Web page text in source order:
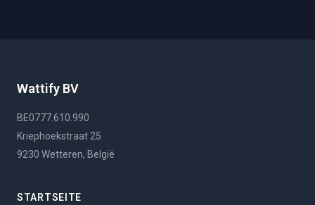
Wattify BV
BE0777.610.990
Kriephoekstraat 25
9230 Wetteren, België
STARTSEITE